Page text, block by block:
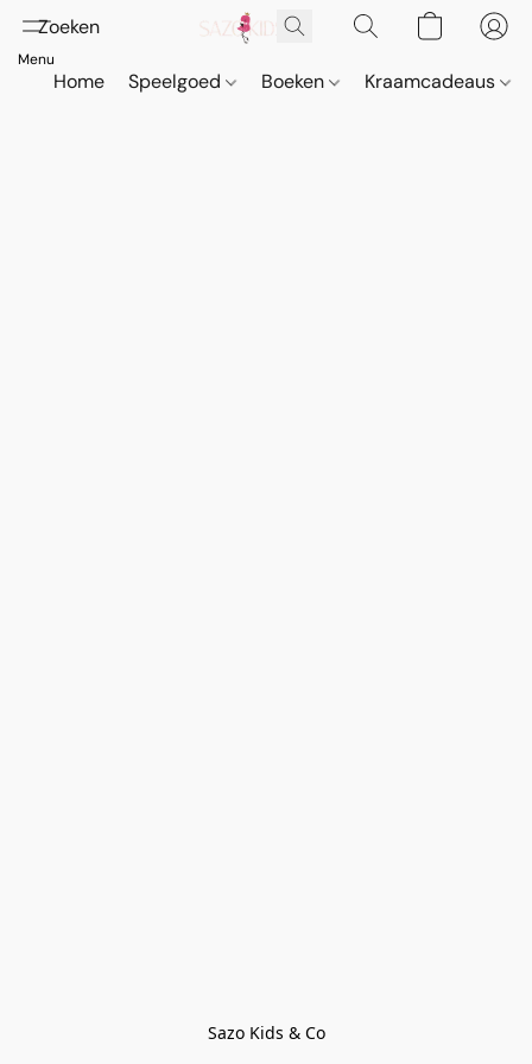
Home Speelgoed Boeken Kraamcadeaus
Sazo Kids & Co